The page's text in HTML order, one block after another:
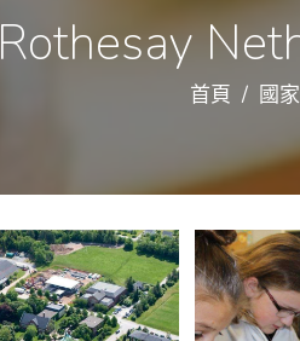
Rothesay
首頁 國